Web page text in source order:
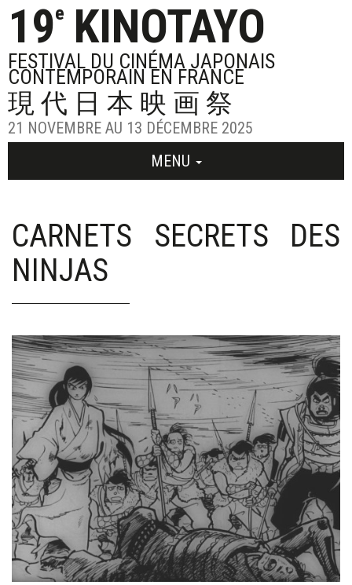
19eKINOTAYO
FESTIVAL DU CINÉMA JAPONAIS
CONTEMPORAIN EN FRANCE
現代日本映画祭
21 NOVEMBRE AU 13 DÉCEMBRE 2025
MENU
CARNETS SECRETS DES
NINJAS